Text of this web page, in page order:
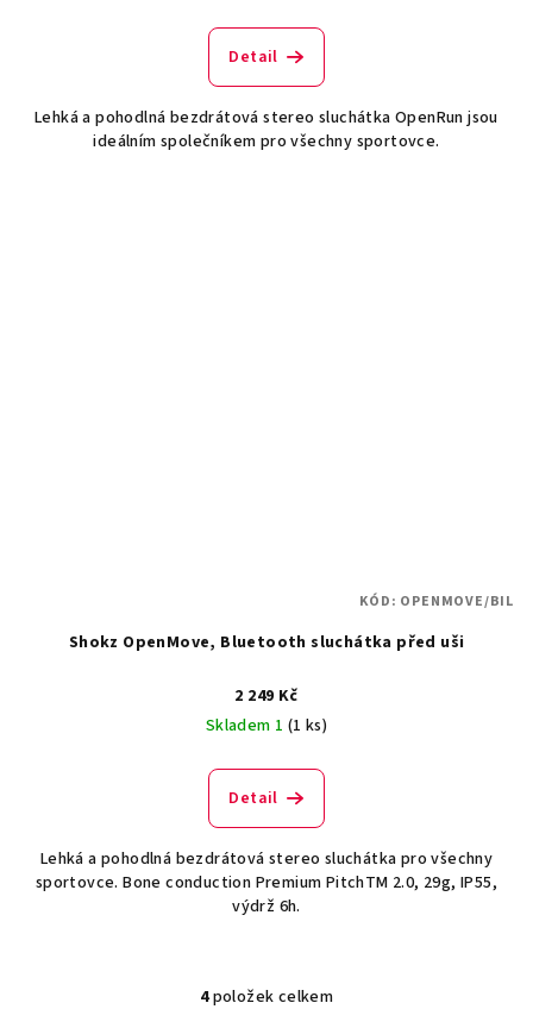
Detail
Lehká a pohodlná bezdrátová stereo sluchátka OpenRun jsou
ideálním společníkem pro všechny sportovce.
Shokz OpenMove, Bluetooth sluchátka před uši
2 249 Kč
Skladem 1 (1 ks)
Detail
Lehká a pohodlná bezdrátová stereo sluchátka pro všechny
sportovce. Bone conduction Premium PitchTM 2.0, 29g, IP55,
výdrž 6h.
KÓD: OPENMOVE/BIL
O
4položek celkem